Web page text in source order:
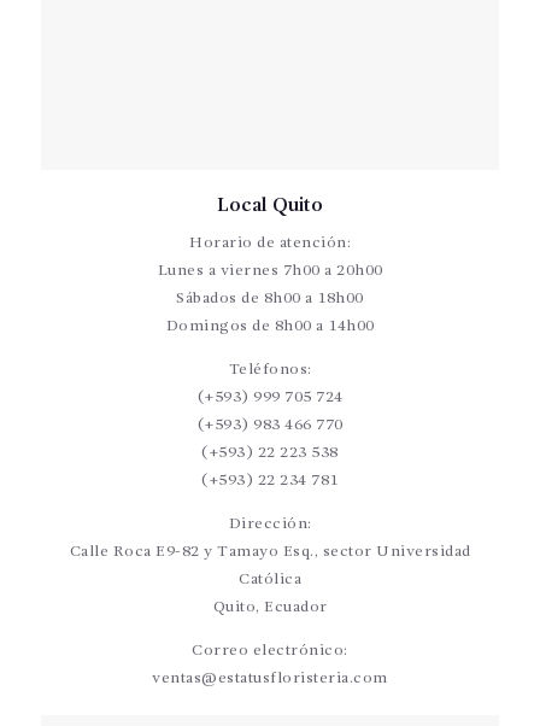
Local Quito
Horario de atención:
Lunes a viernes 7h00 a 20h00
Sábados de 8h00 a 18h00
Domingos de 8h00 a 14h00
Teléfonos:
(+593) 999 705 724
(+593) 983 466 770
(+593) 22 223 538
(+593) 22 234 781
Dirección:
Calle Roca E9-82 y Tamayo Esq., sector Universidad
Católica
Quito, Ecuador
Correo electrónico:
ventas@estatusfloristeria.com